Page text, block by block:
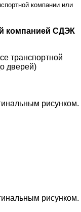
компании или
компанией СДЭК
транспортной
дверей)
рисунком.
рисунком.